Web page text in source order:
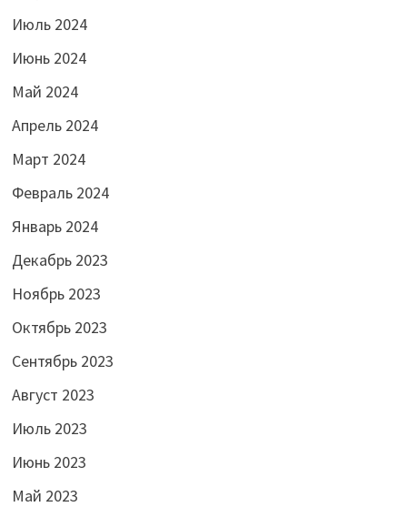
Июль 2024
Июнь 2024
Май 2024
Апрель 2024
Март 2024
Февраль 2024
Январь 2024
Декабрь 2023
Ноябрь 2023
Октябрь 2023
Сентябрь 2023
Август 2023
Июль 2023
Июнь 2023
Май 2023